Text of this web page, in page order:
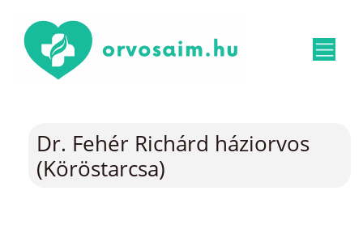
Dr. Fehér Richárd háziorvos
(Köröstarcsa)